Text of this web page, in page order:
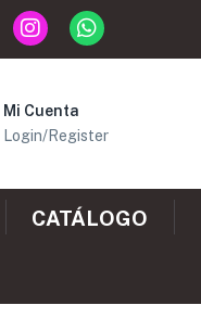
Mi Cuenta
Login/Register
CATÁLOGO